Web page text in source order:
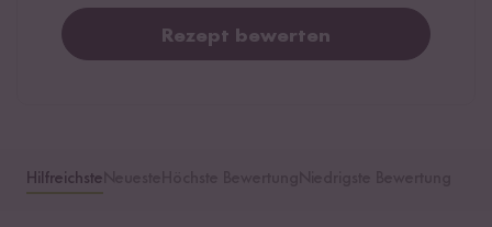
Rezept bewerten
Hilfreichste